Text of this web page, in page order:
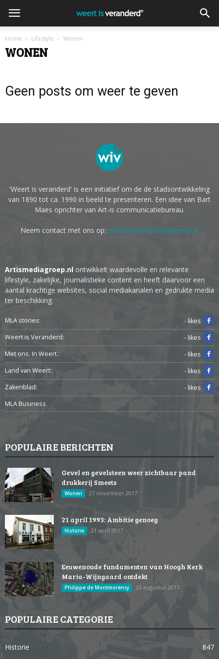
Home Lifestyle Wonen
WONEN
Geen posts om weer te geven
'Weert is veranderd' is een initiatief om de de stadsontwikkeling
van 1890 tot ca. 1990 in beeld te presenteren. Een idee van Bart
Maes oprichter van Art-is communicatiebureau.
Neem contact met ons op: redactie@artismediagroep.nl
Artismediagroep.nl ontwikkelt waardevolle en relevante
lifestyle, zakelijke, journalistieke content en heeft daarvoor een
aantal krachtige websites, social mediakanalen en gedrukte media
ter beschikking.
MLA stories:
- likes
Weert is Veranderd:
- likes
Met ons. In Weert.:
- likes
Land van Weert:
- likes
Zakenblad:
- likes
MLA Business
POPULAIRE BERICHTEN
Gevel en gevelsteen weer zichtbaar pand
drukkerij Smeets
Wonen 27 november 2017
21 april 1993: Ambitie genoeg
Historie 21 april 2017
Eeuwenoude fundamenten van Hoogh Kerk
Maria-Wijngaard ontdekt
Philippe de Montmorency 22 augustus 2017
POPULAIRE CATEGORIE
Historie
847